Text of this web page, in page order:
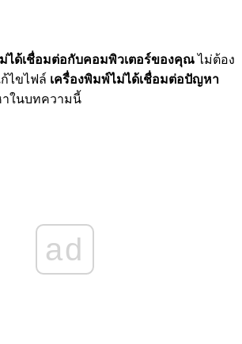
ได้เชื่อมต่อกับคอมพิวเตอร์ของคุณไม่ต้อง
ไขไฟล์ เครื่องพิมพ์ไม่ได้เชื่อมต่อปัญหา
ในบทความนี้
ad